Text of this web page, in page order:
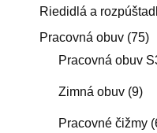
Riedidlá a
Pracovná obuv (75)
Pracovná obuv
Zimná obuv (9)
Pracovné čižmy